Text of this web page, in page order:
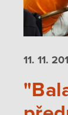
11. 11.